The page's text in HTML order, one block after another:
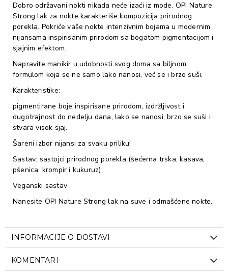
Dobro održavani nokti nikada neće izaći iz mode. OPI Nature
Strong lak za nokte karakteriše kompozicija prirodnog
porekla. Pokriće vaše nokte intenzivnim bojama u modernim
nijansama inspirisanim prirodom sa bogatom pigmentacijom i
sjajnim efektom.
Napravite manikir u udobnosti svog doma sa biljnom
formulom koja se ne samo lako nanosi, već se i brzo suši.
Karakteristike:
pigmentirane boje inspirisane prirodom, izdržljivost i
dugotrajnost do nedelju dana, lako se nanosi, brzo se suši i
stvara visok sjaj.
Šareni izbor nijansi za svaku priliku!
Sastav: sastojci prirodnog porekla (šećerna trska, kasava,
pšenica, krompir i kukuruz)
Veganski sastav
Nanesite OPI Nature Strong lak na suve i odmašćene nokte.
INFORMACIJE O DOSTAVI
KOMENTARI